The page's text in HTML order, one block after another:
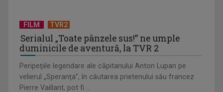
FILM TVR2
Serialul „Toate pânzele sus!” ne umple
duminicile de aventură, la TVR 2
Peripeţiile legendare ale căpitanului Anton Lupan pe
velierul „Speranţa”, în căutarea prietenului său francez
Pierre Vaillant, pot fi ...